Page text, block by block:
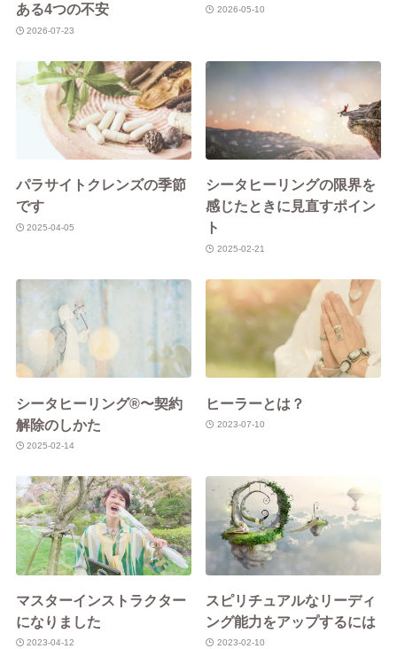
ある4つの不安
2026-07-23
2026-05-10
パラサイトクレンズの季節
です
2025-04-05
シータヒーリングの限界を
感じたときに見直すポイン
ト
2025-02-21
シータヒーリング®︎〜契約
解除のしかた
2025-02-14
ヒーラーとは？
2023-07-10
マスターインストラクター
になりました
2023-04-12
スピリチュアルなリーディ
ング能力をアップするには
2023-02-10